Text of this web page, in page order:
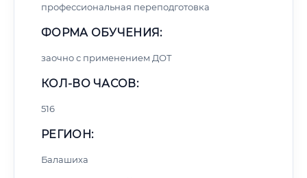
профессиональная переподготовка
ФОРМА ОБУЧЕНИЯ:
заочно с применением ДОТ
КОЛ-ВО ЧАСОВ:
516
РЕГИОН:
Балашиха